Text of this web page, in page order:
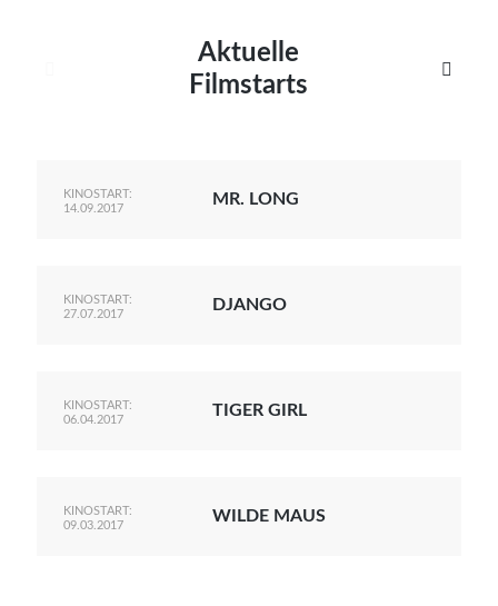
Aktuelle
Filmstarts

KINOSTART:
14.09.2017
MR. LONG
KINOSTART:
27.07.2017
DJANGO
KINOSTART:
06.04.2017
TIGER GIRL
KINOSTART:
09.03.2017
WILDE MAUS